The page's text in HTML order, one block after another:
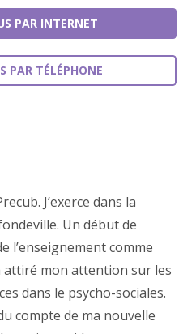
PAR INTERNET
PAR TÉLÉPHONE
J’exerce dans la
Un début de
l’enseignement comme
attiré mon attention sur les
dans le psycho-sociales.
compte de ma nouvelle